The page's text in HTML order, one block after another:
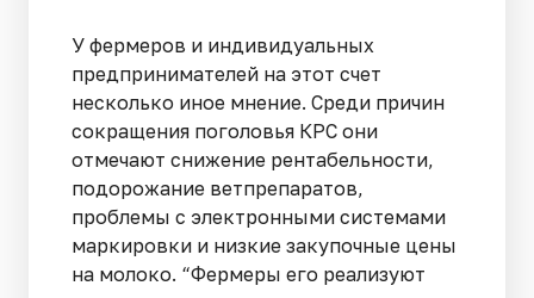
У фермеров и индивидуальных
предпринимателей на этот счет
несколько иное мнение. Среди причин
сокращения поголовья КРС они
отмечают снижение рентабельности,
подорожание ветпрепаратов,
проблемы с электронными системами
маркировки и низкие закупочные цены
на молоко. “Фермеры его реализуют